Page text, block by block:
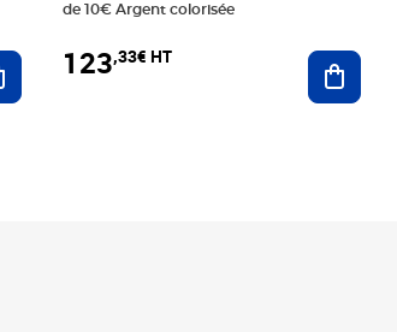
Ajouter au panier
de 10€ Argent colorisée
123,33€ HT